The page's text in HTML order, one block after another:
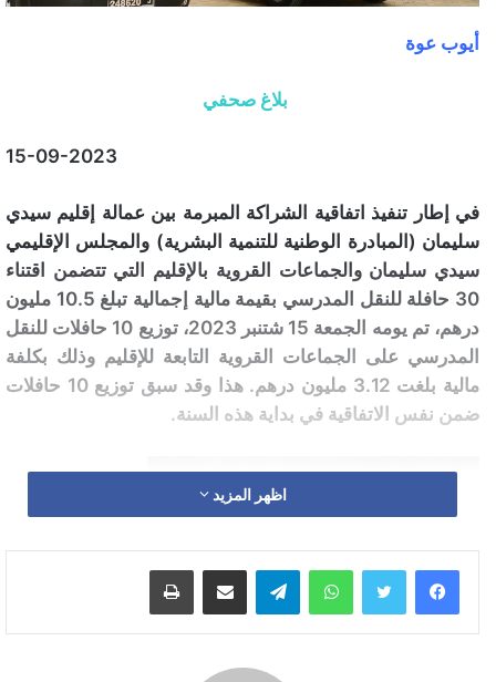
أيوب عوة
بلاغ صحفي
15-09-2023
في إطار تنفيذ اتفاقية الشراكة المبرمة بين عمالة إقليم سيدي
سليمان (المبادرة الوطنية للتنمية البشرية) والمجلس الإقليمي
سيدي سليمان والجماعات القروية بالإقليم التي تتضمن اقتناء
30 حافلة للنقل المدرسي بقيمة مالية إجمالية تبلغ 10.5 مليون
درهم، تم يومه الجمعة 15 شتنبر 2023، توزيع 10 حافلات للنقل
المدرسي على الجماعات القروية التابعة للإقليم وذلك بكلفة
مالية بلغت 3.12 مليون درهم. هذا وقد سبق توزيع 10 حافلات
ضمن نفس الاتفاقية في بداية هذه السنة.
اظهر المزيد
واتساب تيلقرام مشاركة عبر البريد طباعة